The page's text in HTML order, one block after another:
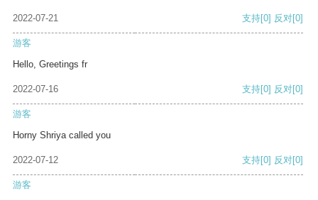
2022-07-21 支持[0] 反对[0]
游客
Hello, Greetings fr
2022-07-16 支持[0] 反对[0]
游客
Horny Shriya called you
2022-07-12 支持[0] 反对[0]
游客